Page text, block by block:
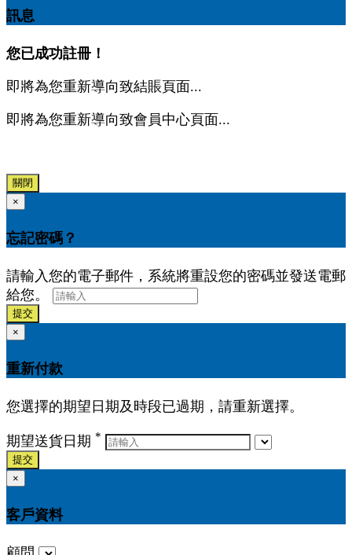
訊息
您已成功註冊！
即將為您重新導向致結賬頁面...
即將為您重新導向致會員中心頁面...
關閉
×
忘記密碼？
請輸入您的電子郵件，系統將重設您的密碼並發送電郵
給您。
提交
×
重新付款
您選擇的期望日期及時段已過期，請重新選擇。
期望送貨日期 *
提交
×
客戶資料